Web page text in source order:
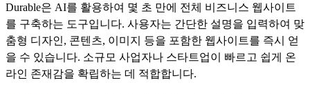
Durable은 AI를 활용하여 몇 초 만에 전체 비즈니스 웹사이트
를 구축하는 도구입니다. 사용자는 간단한 설명을 입력하여 맞
춤형 디자인, 콘텐츠, 이미지 등을 포함한 웹사이트를 즉시 얻
을 수 있습니다. 소규모 사업자나 스타트업이 빠르고 쉽게 온
라인 존재감을 확립하는 데 적합합니다.